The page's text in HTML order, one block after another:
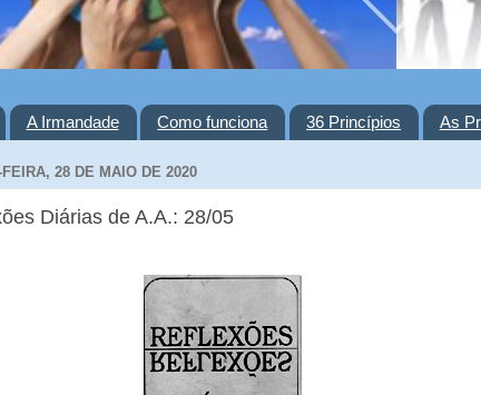
A Irmandade Como funciona 36 Princípios As
FEIRA, 28 DE MAIO DE 2020
Diárias de A.A.: 28/05